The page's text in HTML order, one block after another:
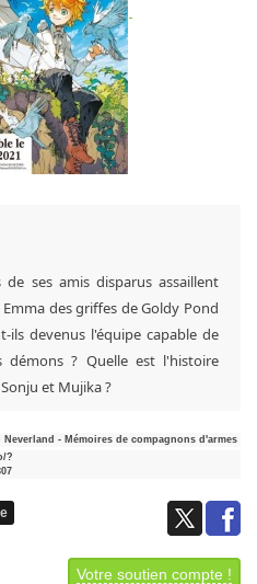
ses amis disparus assaillent
des griffes de Goldy Pond
ils devenus l'équipe capable de
? Quelle est l'histoire
et Mujika ?
Neverland - Mémoires de compagnons d'armes
?
Votre soutien compte !